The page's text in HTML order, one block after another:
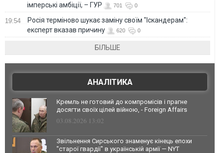
імперські амбіції, – ГУР 701 0
19:54
Росія терміново шукає заміну своїм "Іскандерам":
експерт вказав причину
620 0
БІЛЬШЕ
АНАЛІТИКА
Кремль не готовий до компромісів і прагне
досягти своїх цілей війною, - Foreign Affairs
03.08.2026 13:02
Звільнення Сирського знаменує кінець епохи
"старої гвардії" в українській армії — NYT